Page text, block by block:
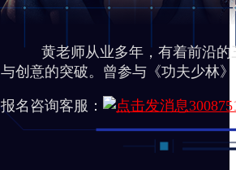
黄老师从业多年，有着前沿的三
与创意的突破。曾参与《功夫少林
报名咨询客服：